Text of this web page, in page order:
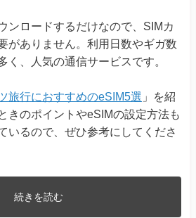
ンロードするだけなので、SIMカ
がありません。利用日数やギガ数
く、人気の通信サービスです。
旅行におすすめのeSIM5選 」を紹
きのポイントやeSIMの設定方法も
いるので、ぜひ参考にしてくださ
続きを読む